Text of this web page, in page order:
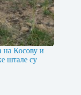
на Косову и
штале су